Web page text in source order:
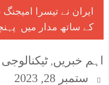
ایران نے تیسرا
کے ساتھ مدار میں
اہم خبریں, ٹیکنالوجی
ستمبر 28, 2023